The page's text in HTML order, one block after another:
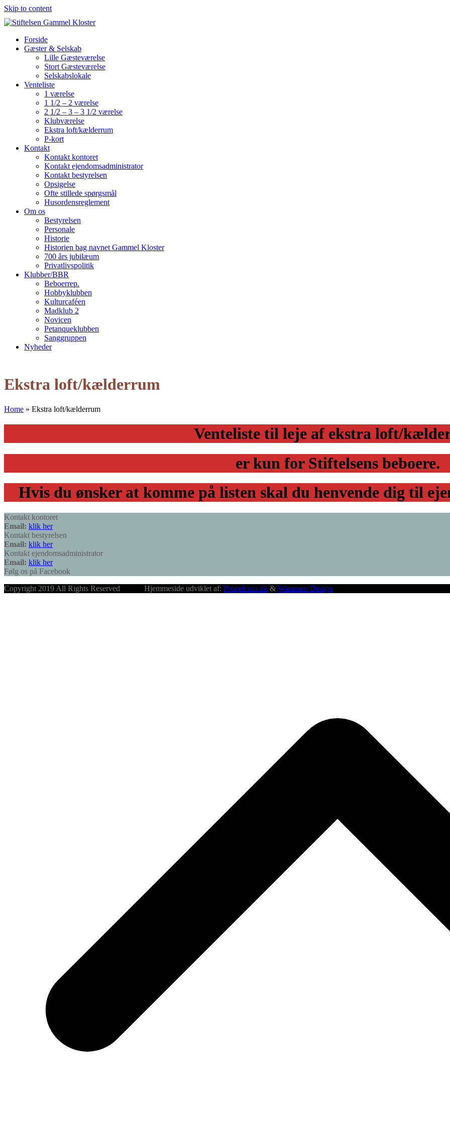
Skip to content
Forside
Gæster & Selskab
Lille Gæsteværelse
Stort Gæsteværelse
Selskabslokale
Venteliste
1 værelse
1 1/2 – 2 værelse
2 1/2 – 3 – 3 1/2 værelse
Klubværelse
Ekstra loft/kælderrum
P-kort
Kontakt
Kontakt kontoret
Kontakt ejendomsadministrator
Kontakt bestyrelsen
Opsigelse
Ofte stillede spørgsmål
Husordensreglement
Om os
Bestyrelsen
Personale
Historie
Historien bag navnet Gammel Kloster
700 års jubilæum
Privatlivspolitik
Klubber/BBR
Beboerrep.
Hobbyklubben
Kulturcaféen
Madklub 2
Novicen
Petanqueklubben
Sanggruppen
Nyheder
menu
menu
Ekstra loft/kælderrum
Home » Ekstra loft/kælderrum
Venteliste til leje af ekstra loft/
er kun for Stiftelsens beboere.
Hvis du ønsker at komme på listen skal du henvende dig til
Kontakt kontoret
Email: klik her
Kontakt bestyrelsen
Email: klik her
Kontakt ejendomsadministrator
Email: klik her
Følg os på Facebook
Copyright 2019 All Rights Reserved Hjemmeside udviklet af: Propelcom.dk & Wammen Design